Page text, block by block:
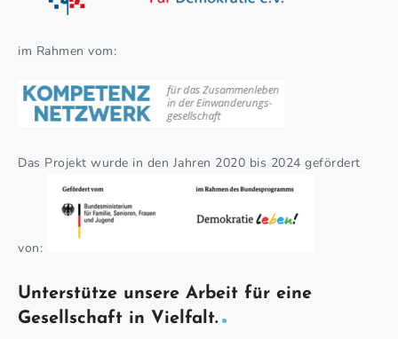
im Rahmen vom:
Das Projekt wurde in den Jahren 2020 bis 2024 gefördert
von:
Unterstütze unsere Arbeit für eine
Gesellschaft in Vielfalt.